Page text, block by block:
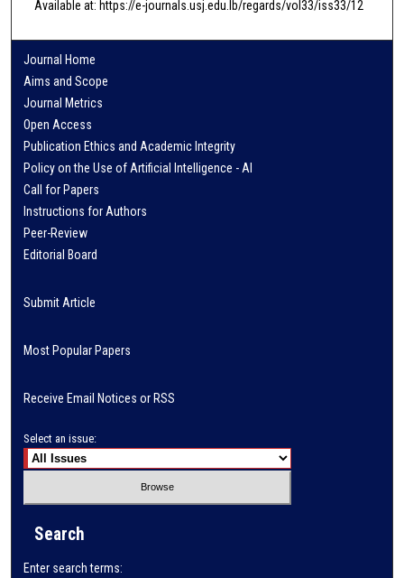
Available at: https://e-journals.usj.edu.lb/regards/vol33/iss33/12
Journal Home
Aims and Scope
Journal Metrics
Open Access
Publication Ethics and Academic Integrity
Policy on the Use of Artificial Intelligence - AI
Call for Papers
Instructions for Authors
Peer-Review
Editorial Board
Submit Article
Most Popular Papers
Receive Email Notices or RSS
Select an issue:
Search
Enter search terms: